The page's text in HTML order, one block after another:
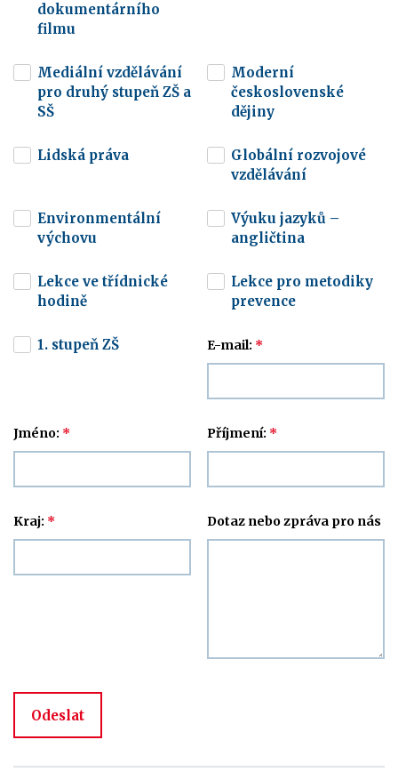
dokumentárního
filmu
Mediální vzdělávání
pro druhý stupeň ZŠ a
SŠ
Moderní
československé
dějiny
Lidská práva
Globální rozvojové
vzdělávání
Environmentální
výchovu
Výuku jazyků –
angličtina
Lekce ve třídnické
hodině
Lekce pro metodiky
prevence
1. stupeň ZŠ E-mail: *
Jméno: * Příjmení: *
Kraj: * Dotaz nebo zpráva pro nás
Odeslat